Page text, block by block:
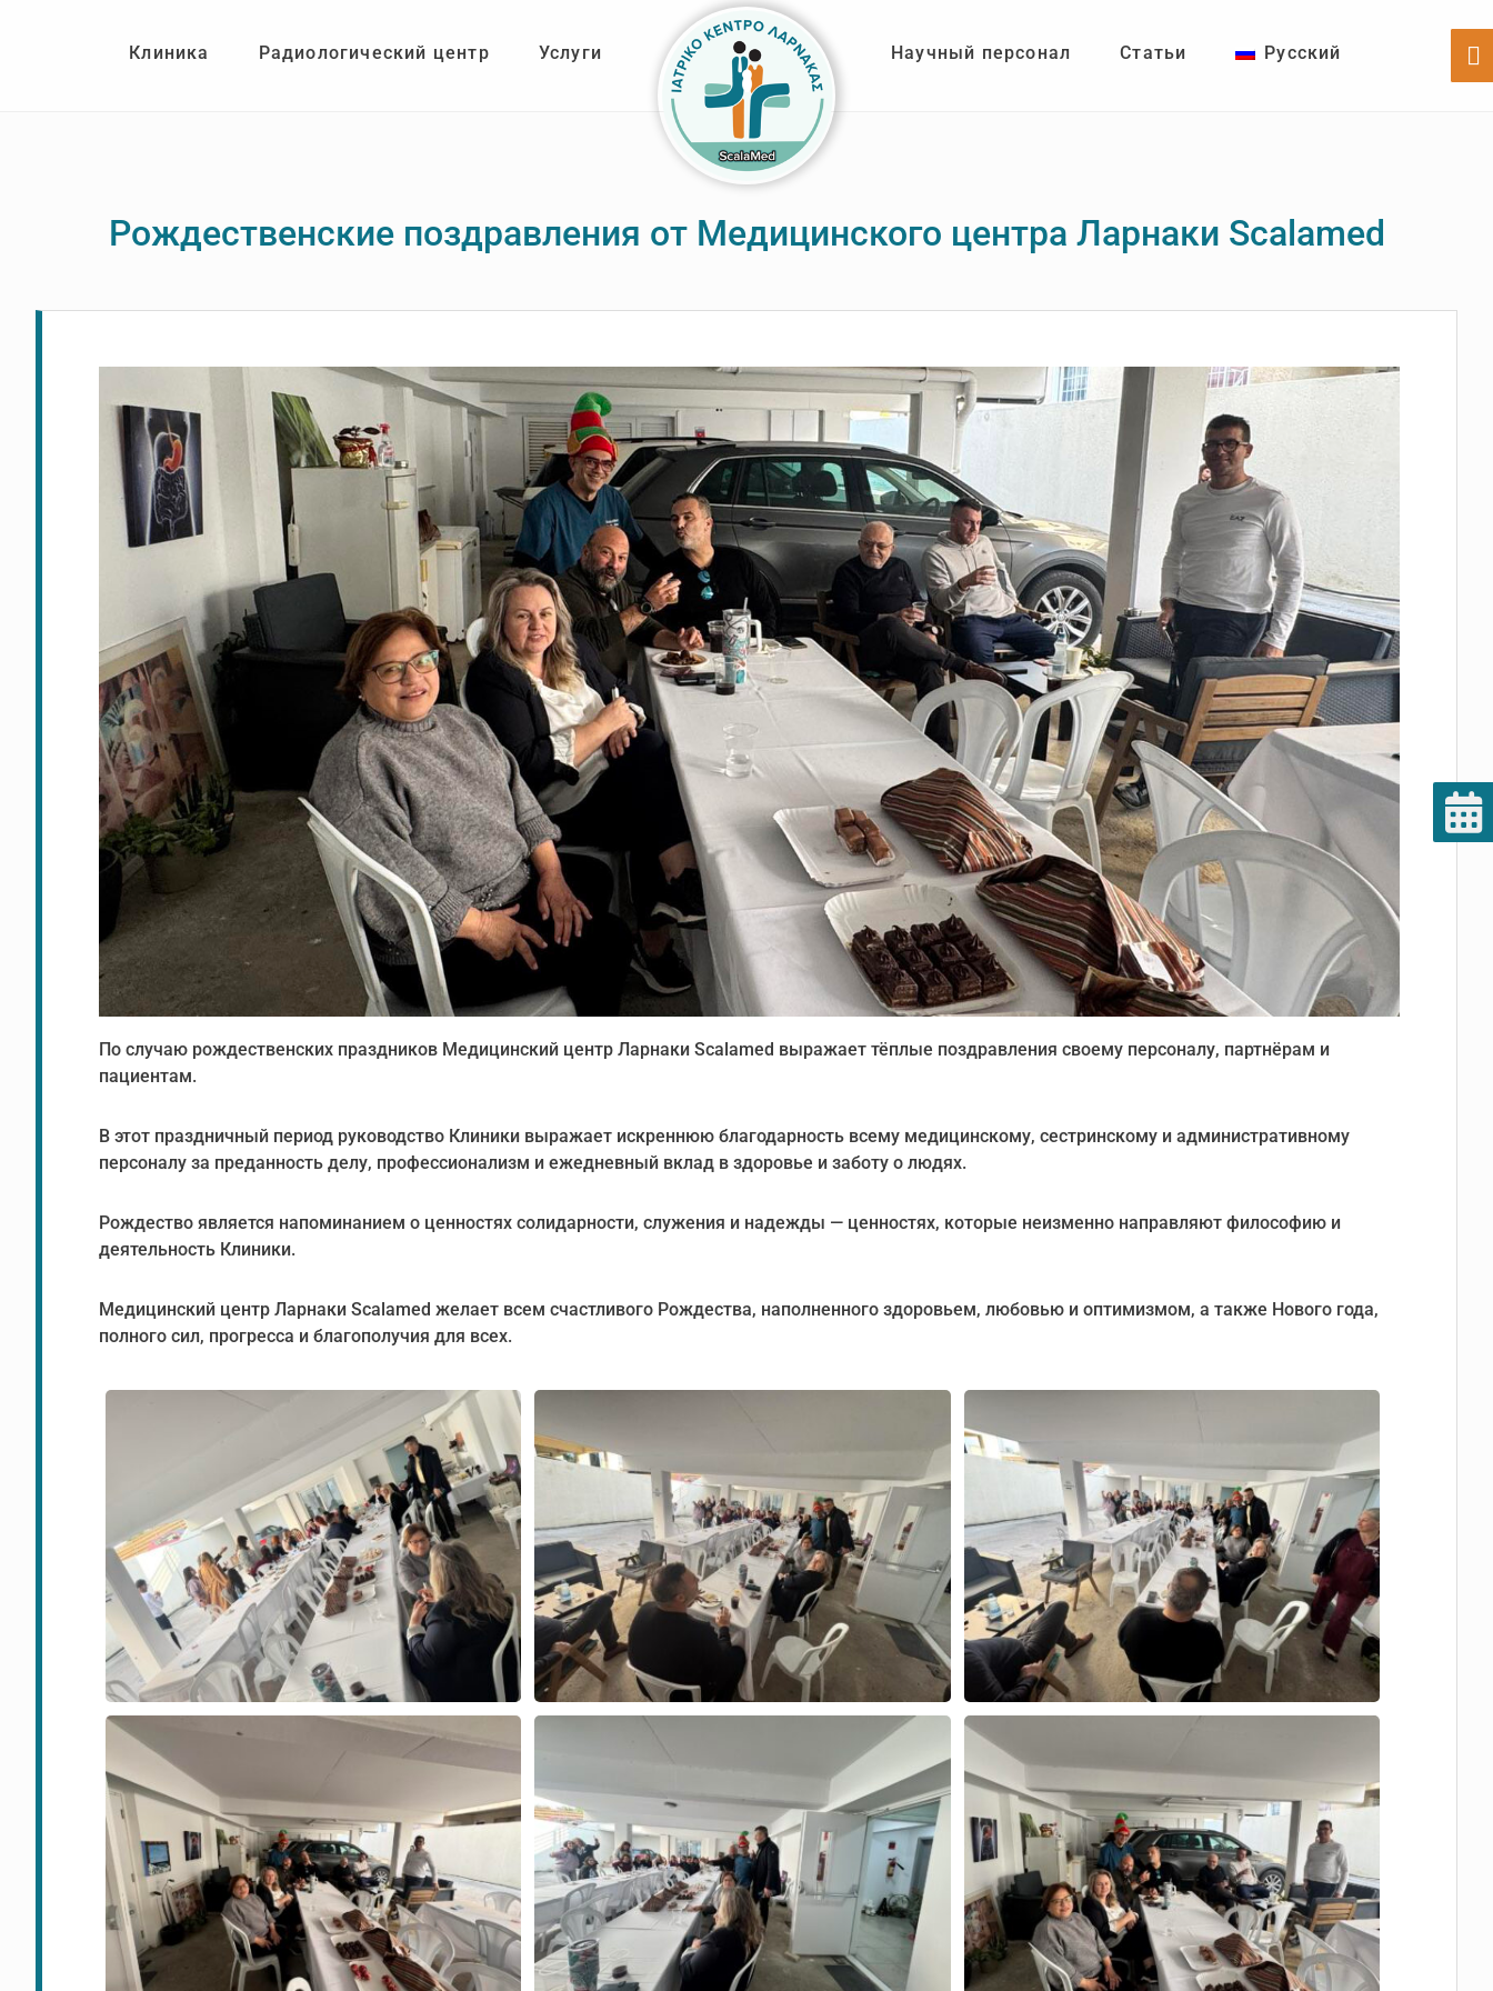
Научный персонал Статьи Русский
Клиника Радиологический центр Услуги
Рождественские поздравления от Медицинского центра Ларнаки Scalamed
По случаю рождественских праздников Медицинский центр Ларнаки Scalamed выражает тёплые поздравления своему персоналу, партнёрам и
пациентам.
В этот праздничный период руководство Клиники выражает искреннюю благодарность всему медицинскому, сестринскому и административному
персоналу за преданность делу, профессионализм и ежедневный вклад в здоровье и заботу о людях.
Рождество является напоминанием о ценностях солидарности, служения и надежды — ценностях, которые неизменно направляют философию и
деятельность Клиники.
Медицинский центр Ларнаки Scalamed желает всем счастливого Рождества, наполненного здоровьем, любовью и оптимизмом, а также Нового года,
полного сил, прогресса и благополучия для всех.